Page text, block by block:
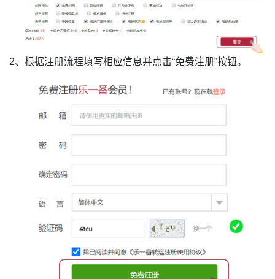
2、根据注册流程填写相应信息并点击“免费注册”按钮。